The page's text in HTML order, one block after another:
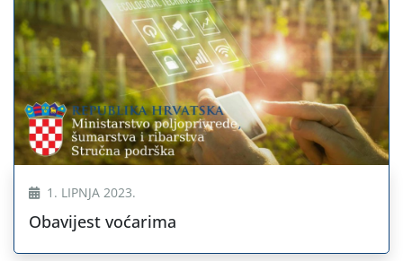
1. LIPNJA 2023.
Obavijest voćarima